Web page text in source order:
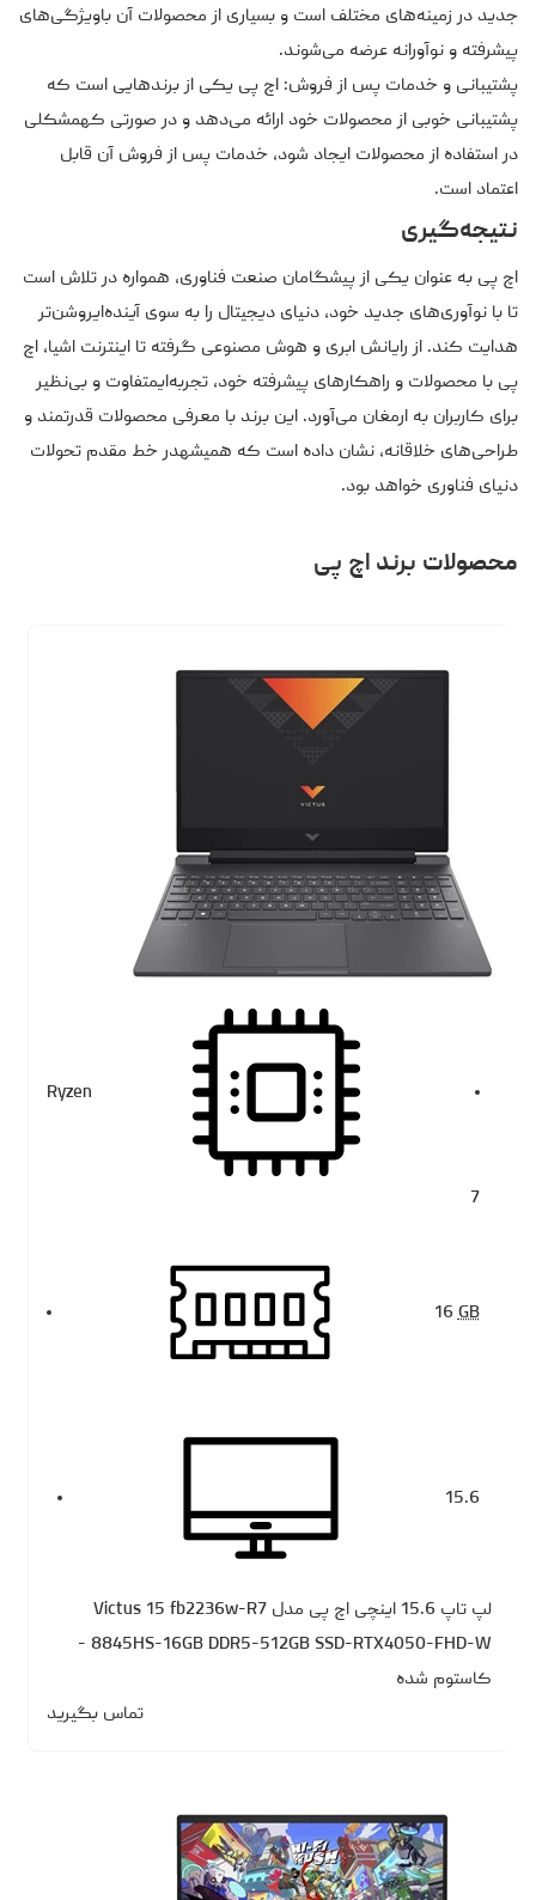
جدید در زمینه‌های مختلف است و بسیاری از محصولات آن باویژگی‌های
پیشرفته و نوآورانه عرضه می‌شوند.
پشتیبانی و خدمات پس از فروش: اچ پی یکی از برندهایی است که
پشتیبانی خوبی از محصولات خود ارائه می‌دهد و در صورتی کهمشکلی
در استفاده از محصولات ایجاد شود، خدمات پس از فروش آن قابل
اعتماد است.
نتیجه‌گیری
اچ پی به عنوان یکی از پیشگامان صنعت فناوری، همواره در تلاش است
تا با نوآوری‌های جدید خود، دنیای دیجیتال را به سوی آینده‌ایروشن‌تر
هدایت کند. از رایانش ابری و هوش مصنوعی گرفته تا اینترنت اشیا، اچ
پی با محصولات و راهکارهای پیشرفته خود، تجربه‌ایمتفاوت و بی‌نظیر
برای کاربران به ارمغان می‌آورد. این برند با معرفی محصولات قدرتمند و
طراحی‌های خلاقانه، نشان داده است که همیشهدر خط مقدم تحولات
دنیای فناوری خواهد بود.
محصولات برند اچ‌ پی
Ryzen
7
16GB
15.6
لپ تاپ 15.6 اینچی اچ‌ پی مدل Victus 15 fb2236w-R7
8845HS-16GB DDR5-512GB SSD-RTX4050-FHD-W -
کاستوم شده
تماس بگیرید